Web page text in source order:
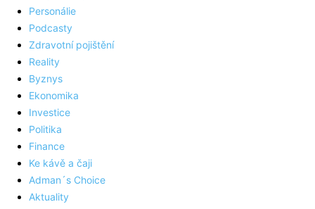
Personálie
Podcasty
Zdravotní pojištění
Reality
Byznys
Ekonomika
Investice
Politika
Finance
Ke kávě a čaji
Adman´s Choice
Aktuality